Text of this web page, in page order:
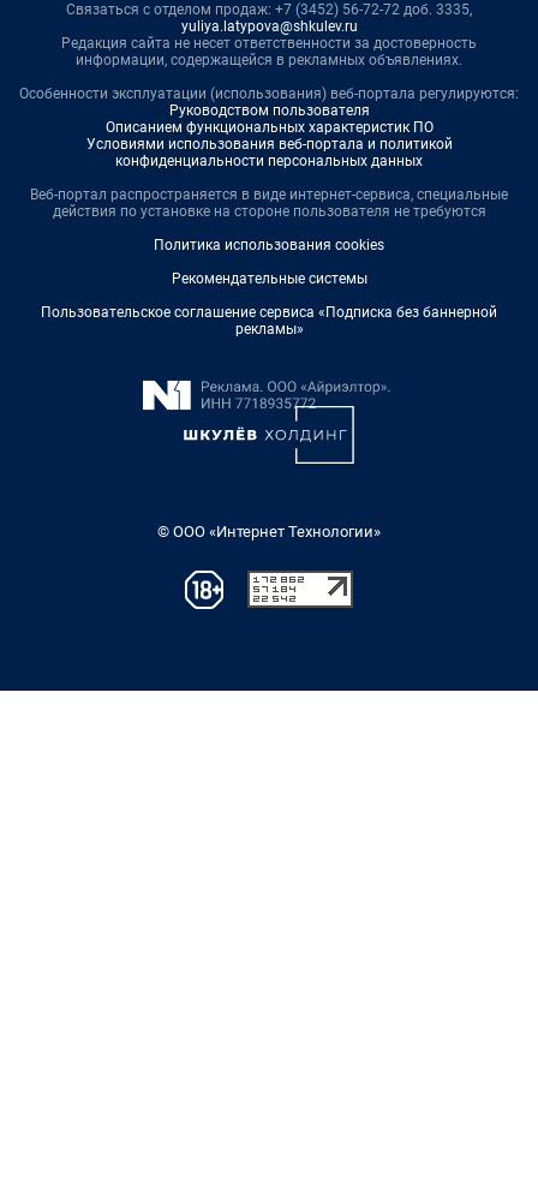
Связаться с отделом продаж: +7 (3452) 56-72-72 доб. 3335,
yuliya.latypova@shkulev.ru
Редакция сайта не несет ответственности за достоверность
информации, содержащейся в рекламных объявлениях.
Особенности эксплуатации (использования) веб-портала регулируются:
Руководством пользователя
Описанием функциональных характеристик ПО
Условиями использования веб-портала и политикой
конфиденциальности персональных данных
Веб-портал распространяется в виде интернет-сервиса, специальные
действия по установке на стороне пользователя не требуются
Политика использования cookies
Рекомендательные системы
Пользовательское соглашение сервиса «Подписка без баннерной
рекламы»
© ООО «Интернет Технологии»